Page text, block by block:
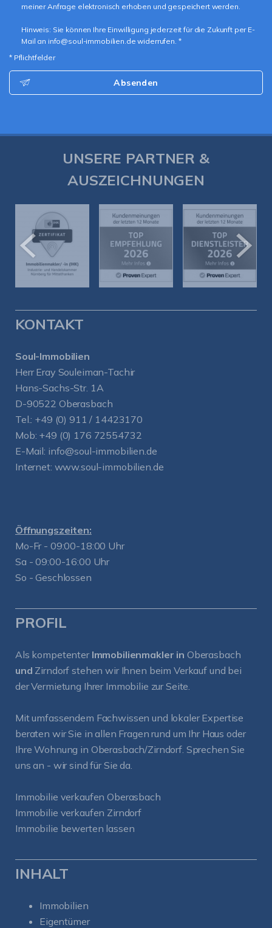
meiner Anfrage elektronisch erhoben und gespeichert werden.
Hinweis: Sie können Ihre Einwilligung jederzeit für die Zukunft per E-
Mail an info@soul-immobilien.de widerrufen. *
* Pflichtfelder
Absenden
UNSERE PARTNER &
AUSZEICHNUNGEN
KONTAKT
Soul-Immobilien
Herr Eray Souleiman-Tachir
Hans-Sachs-Str. 1A
D-90522 Oberasbach
Tel.: +49 (0) 911 / 14423170
Mob: +49 (0) 176 72554732
E-Mail: info@soul-immobilien.de
Internet: www.soul-immobilien.de
Öffnungszeiten:
Mo-Fr - 09:00-18:00 Uhr
Sa - 09:00-16:00 Uhr
So - Geschlossen
PROFIL
Als kompetenter Immobilienmakler in Oberasbach
und Zirndorf stehen wir Ihnen beim Verkauf und bei
der Vermietung Ihrer Immobilie zur Seite.
Mit umfassendem Fachwissen und lokaler Expertise
beraten wir Sie in allen Fragen rund um Ihr Haus oder
Ihre Wohnung in Oberasbach/Zirndorf. Sprechen Sie
uns an - wir sind für Sie da.
Immobilie verkaufen Oberasbach
Immobilie verkaufen Zirndorf
Immobilie bewerten lassen
INHALT
Immobilien
Eigentümer